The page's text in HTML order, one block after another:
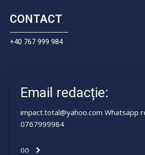
CONTACT
+40 767 999 984
Email redacție:
impact.total@yahoo.com Whatsapp
0767999984
GO